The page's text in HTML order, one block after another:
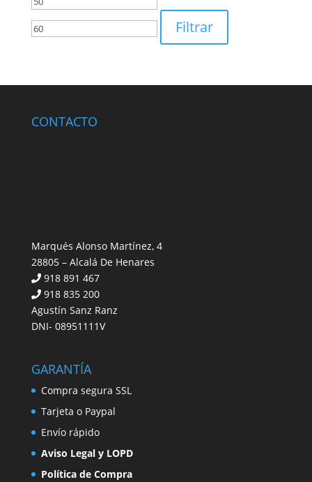
Filtrar
CONTACTO
Marqués Alonso Martínez, 4
28805 – Alcalá De Henares
918 891 467
918 835 200
Agustín Sanz Ranz
DNI- 08951111V
GARANTÍA
Compra segura SSL
Tarjeta o Paypal
Envío rápido
Aviso Legal y LOPD
Política de Compra